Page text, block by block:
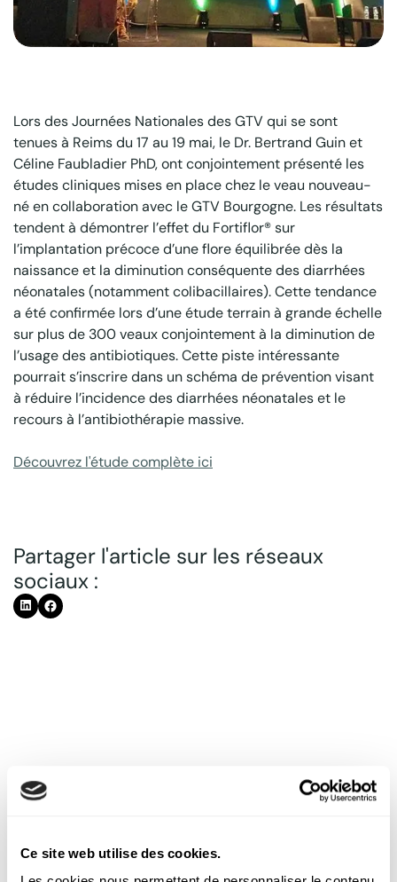
Ce site web utilise des cookies.
Lors des Journées Nationales des GTV qui se sont
tenues à Reims du 17 au 19 mai, le Dr. Bertrand Guin et
Céline Faubladier PhD, ont conjointement présenté les
études cliniques mises en place chez le veau nouveau-
né en collaboration avec le GTV Bourgogne. Les résultats
tendent à démontrer l’effet du Fortiflor® sur
l’implantation précoce d’une flore équilibrée dès la
naissance et la diminution conséquente des diarrhées
néonatales (notamment colibacillaires). Cette tendance
a été confirmée lors d’une étude terrain à grande échelle
sur plus de 300 veaux conjointement à la diminution de
l’usage des antibiotiques. Cette piste intéressante
pourrait s’inscrire dans un schéma de prévention visant
à réduire l’incidence des diarrhées néonatales et le
recours à l’antibiothérapie massive.
Découvrez l'étude complète ici
Partager l'article sur les réseaux
sociaux :
Découvrez nos autres
articles